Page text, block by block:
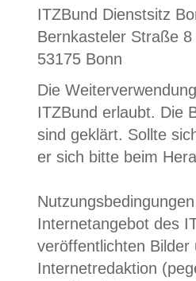
ITZBund Dienstsitz
Bernkasteler Straße 8
53175 Bonn
Die
ITZBund erlaubt. Die
sind geklärt. Sollte
er sich bitte beim
Internetangebot des
veröffentlichten
Internetredaktion